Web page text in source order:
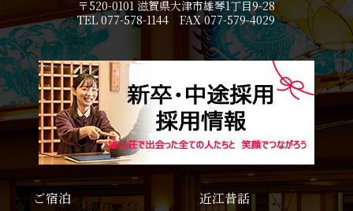
〒520-0101 滋賀県大津市雄琴1丁目9-28
TEL 077-578-1144 FAX 077-579-4029
ご宿泊
近江昔話